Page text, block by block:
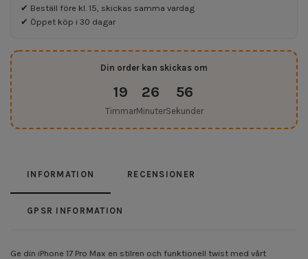
✔ Beställ före kl. 15, skickas samma vardag
✔ Öppet köp i 30 dagar
Din order kan skickas om
19
Timmar
26
Minuter
56
Sekunder
INFORMATION RECENSIONER
GPSR INFORMATION
Ge din iPhone 17 Pro Max en stilren och funktionell twist med vårt